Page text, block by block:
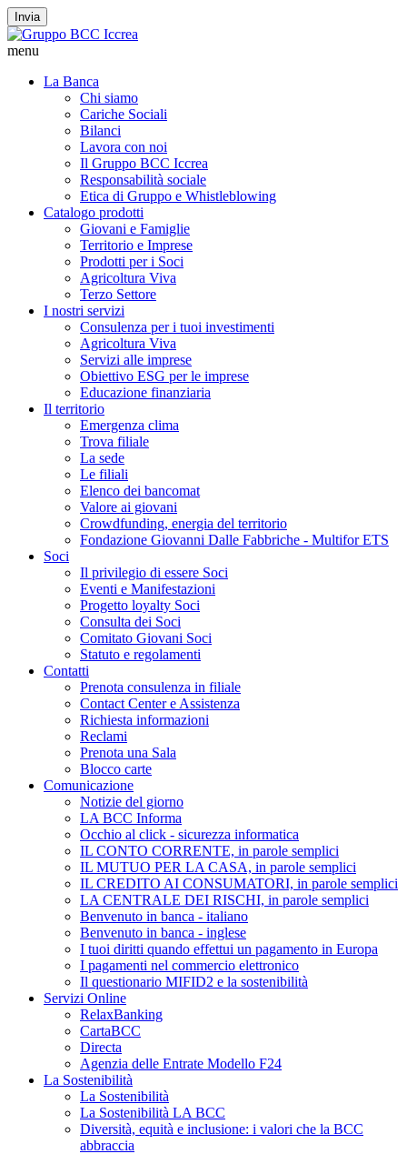
Invia
menu
La Banca
Chi siamo
Cariche Sociali
Bilanci
Lavora con noi
Il Gruppo BCC Iccrea
Responsabilità sociale
Etica di Gruppo e Whistleblowing
Catalogo prodotti
Giovani e Famiglie
Territorio e Imprese
Prodotti per i Soci
Agricoltura Viva
Terzo Settore
I nostri servizi
Consulenza per i tuoi investimenti
Agricoltura Viva
Servizi alle imprese
Obiettivo ESG per le imprese
Educazione finanziaria
Il territorio
Emergenza clima
Trova filiale
La sede
Le filiali
Elenco dei bancomat
Valore ai giovani
Crowdfunding, energia del territorio
Fondazione Giovanni Dalle Fabbriche - Multifor ETS
Soci
Il privilegio di essere Soci
Eventi e Manifestazioni
Progetto loyalty Soci
Consulta dei Soci
Comitato Giovani Soci
Statuto e regolamenti
Contatti
Prenota consulenza in filiale
Contact Center e Assistenza
Richiesta informazioni
Reclami
Prenota una Sala
Blocco carte
Comunicazione
Notizie del giorno
LA BCC Informa
Occhio al click - sicurezza informatica
IL CONTO CORRENTE, in parole semplici
IL MUTUO PER LA CASA, in parole semplici
IL CREDITO AI CONSUMATORI, in parole semplici
LA CENTRALE DEI RISCHI, in parole semplici
Benvenuto in banca - italiano
Benvenuto in banca - inglese
I tuoi diritti quando effettui un pagamento in Europa
I pagamenti nel commercio elettronico
Il questionario MIFID2 e la sostenibilità
Servizi Online
RelaxBanking
CartaBCC
Directa
Agenzia delle Entrate Modello F24
La Sostenibilità
La Sostenibilità
La Sostenibilità LA BCC
Diversità, equità e inclusione: i valori che la BCC
abbraccia